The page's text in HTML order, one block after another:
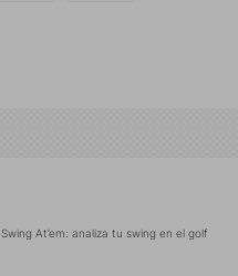
Swing At’em: analiza tu swing en el golf